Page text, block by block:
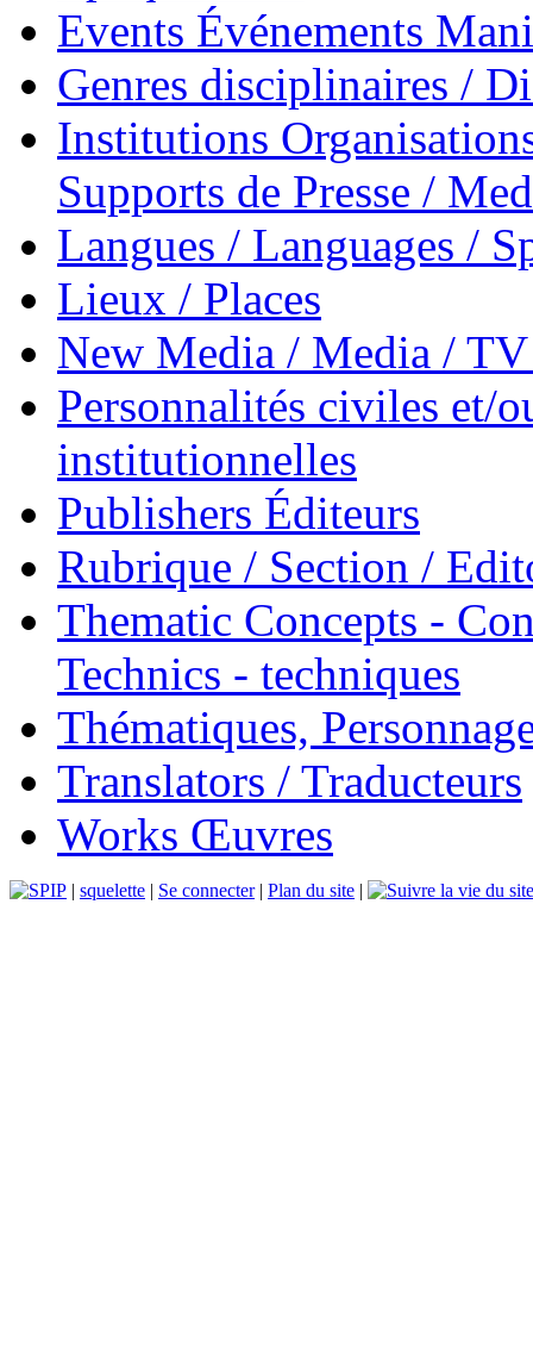
Events Événements
Genres disciplinaires /
Institutions
Supports de Presse /
Langues / Languages /
Lieux / Places
New Media / Media /
Personnalités civiles et/
institutionnelles
Publishers Éditeurs
Rubrique / Section /
Thematic Concepts -
Technics - techniques
Thématiques,
Translators / Traducteurs
Works Œuvres
| squelette | Se connecter| Plan du site |